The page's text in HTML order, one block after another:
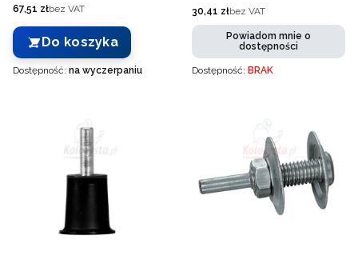
Cena
67,51 złbez VAT
Do koszyka
Dostępność: na wyczerpaniu
Cena
30,41 złbez VAT
Powiadom mnie o
dostępności
Dostępność: BRAK